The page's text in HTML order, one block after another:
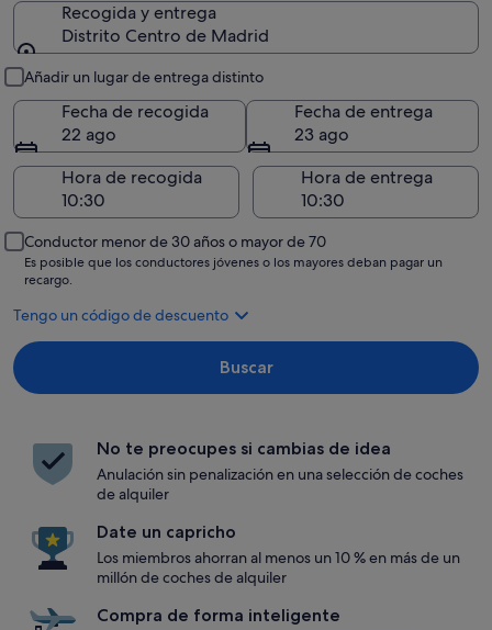
Recogida y entrega
Distrito Centro de Madrid
Añadir un lugar de entrega distinto
Fecha de recogida
22 ago
Fecha de entrega
23 ago
Hora de recogida
Hora de entrega
Conductor menor de 30 años o mayor de 70
Es posible que los conductores jóvenes o los mayores deban pagar un
recargo.
Tengo un código de descuento
Buscar
No te preocupes si cambias de idea
Anulación sin penalización en una selección de coches
de alquiler
Date un capricho
Los miembros ahorran al menos un 10 % en más de un
millón de coches de alquiler
Compra de forma inteligente